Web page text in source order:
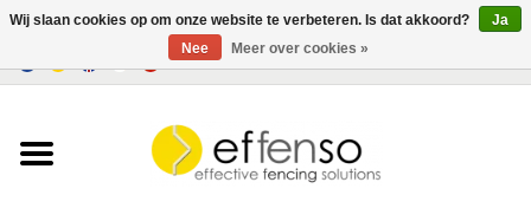
Wij slaan cookies op om onze website te verbeteren. Is dat akkoord?
Ja
Nee
Meer over cookies »